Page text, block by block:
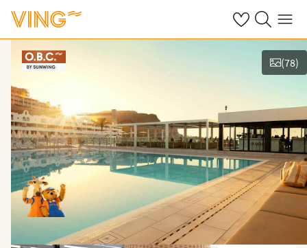
Se dine sparte
Søk påMeny
Se bilder og film
(78)